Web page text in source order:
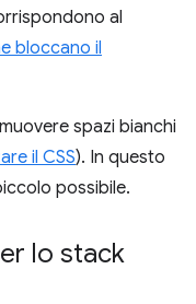
al
bloccano il
spazi bianchi
il CSS). In questo
possibile.
lo stack